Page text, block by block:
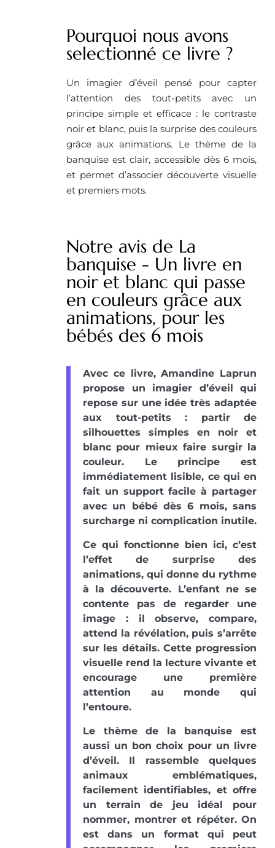
Pourquoi nous avons
selectionné ce livre ?
Un imagier d’éveil pensé pour capter
l’attention des tout-petits avec un
principe simple et efficace : le contraste
noir et blanc, puis la surprise des couleurs
grâce aux animations. Le thème de la
banquise est clair, accessible dès 6 mois,
et permet d’associer découverte visuelle
et premiers mots.
Notre avis de La
banquise - Un livre en
noir et blanc qui passe
en couleurs grâce aux
animations, pour les
bébés des 6 mois
Avec ce livre, Amandine Laprun
propose un imagier d’éveil qui
repose sur une idée très adaptée
aux tout-petits : partir de
silhouettes simples en noir et
blanc pour mieux faire surgir la
couleur. Le principe est
immédiatement lisible, ce qui en
fait un support facile à partager
avec un bébé dès 6 mois, sans
surcharge ni complication inutile.
Ce qui fonctionne bien ici, c’est
l’effet de surprise des
animations, qui donne du rythme
à la découverte. L’enfant ne se
contente pas de regarder une
image : il observe, compare,
attend la révélation, puis s’arrête
sur les détails. Cette progression
visuelle rend la lecture vivante et
encourage une première
attention au monde qui
l’entoure.
Le thème de la banquise est
aussi un bon choix pour un livre
d’éveil. Il rassemble quelques
animaux emblématiques,
facilement identifiables, et offre
un terrain de jeu idéal pour
nommer, montrer et répéter. On
est dans un format qui peut